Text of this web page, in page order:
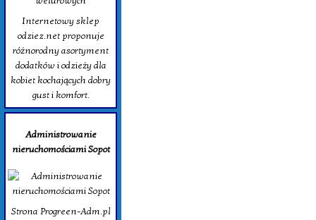
Internetowy sklep
odziez.net proponuje
różnorodny asortyment
dodatków i odzieży dla
kobiet kochających dobry
gust i komfort.
Administrowanie
nieruchomościami Sopot
Strona Progreen-Adm.pl